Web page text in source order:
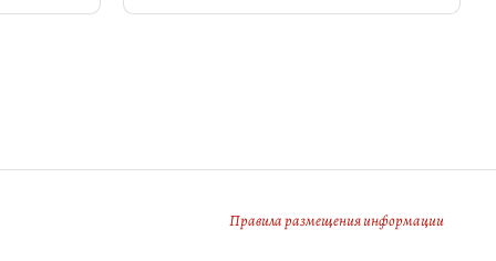
Правила размещения информации